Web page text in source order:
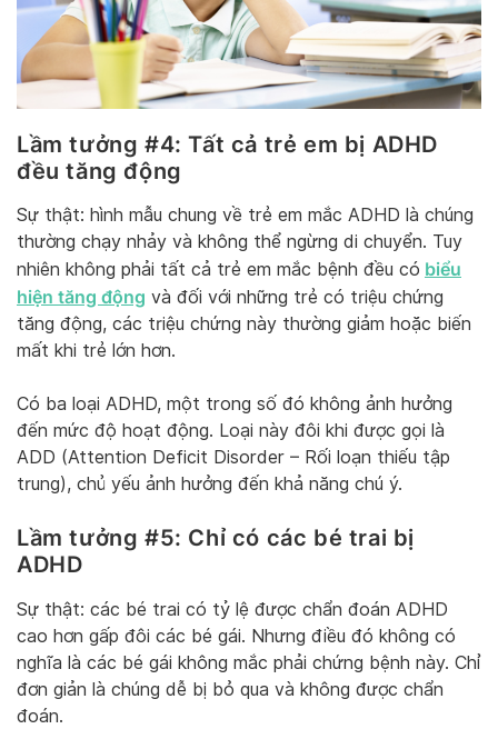
Lầm tưởng #4: Tất cả trẻ em bị ADHD
đều tăng động
Sự thật: hình mẫu chung về trẻ em mắc ADHD là chúng
thường chạy nhảy và không thể ngừng di chuyển. Tuy
nhiên không phải tất cả trẻ em mắc bệnh đều có biểu
hiện tăng động và đối với những trẻ có triệu chứng
tăng động, các triệu chứng này thường giảm hoặc biến
mất khi trẻ lớn hơn.
Có ba loại ADHD, một trong số đó không ảnh hưởng
đến mức độ hoạt động. Loại này đôi khi được gọi là
ADD (Attention Deficit Disorder – Rối loạn thiếu tập
trung), chủ yếu ảnh hưởng đến khả năng chú ý.
Lầm tưởng #5: Chỉ có các bé trai bị
ADHD
Sự thật: các bé trai có tỷ lệ được chẩn đoán ADHD
cao hơn gấp đôi các bé gái. Nhưng điều đó không có
nghĩa là các bé gái không mắc phải chứng bệnh này. Chỉ
đơn giản là chúng dễ bị bỏ qua và không được chẩn
đoán.